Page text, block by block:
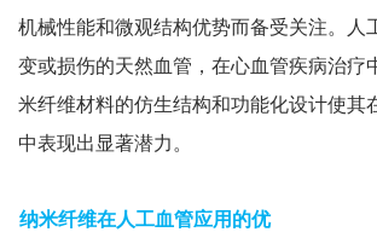
机械性能和微观结构优势而备受关注。人
变或损伤的天然血管，在心血管疾病治疗
米纤维材料的仿生结构和功能化设计使其
中表现出显著潜力。
纳米纤维在人工血管应用的优